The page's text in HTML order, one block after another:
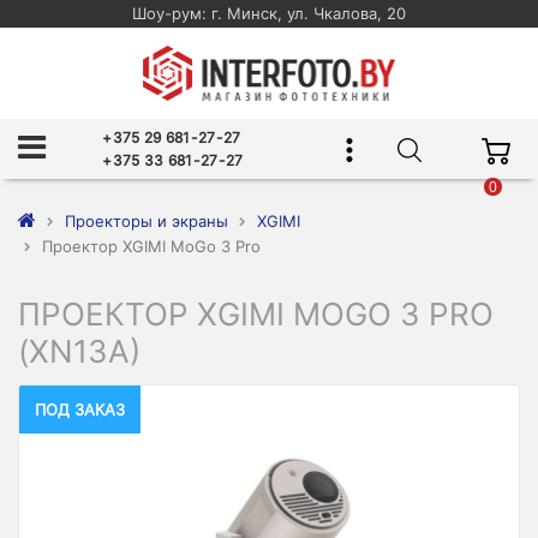
Шоу-рум: г. Минск, ул. Чкалова, 20
+375 29 681-27-27
+375 33 681-27-27
0
Проекторы и экраны
XGIMI
Проектор XGIMI MoGo 3 Pro
ПРОЕКТОР XGIMI MOGO 3 PRO
(XN13A)
ПОД ЗАКАЗ